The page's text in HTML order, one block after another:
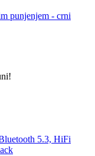
punjenjem - crni
5.3, HiFi